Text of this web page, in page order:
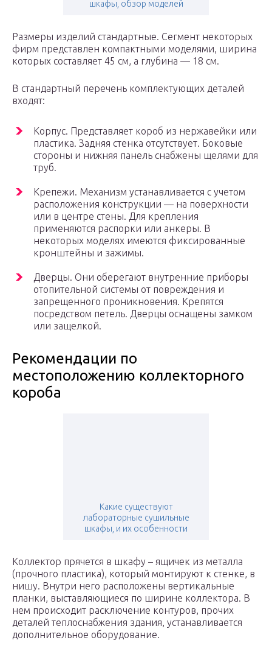
шкафы, обзор моделей
Размеры изделий стандартные. Сегмент некоторых
фирм представлен компактными моделями, ширина
которых составляет 45 см, а глубина — 18 см.
В стандартный перечень комплектующих деталей
входят:
Корпус. Представляет короб из нержавейки или
пластика. Задняя стенка отсутствует. Боковые
стороны и нижняя панель снабжены щелями для
труб.
Крепежи. Механизм устанавливается с учетом
расположения конструкции — на поверхности
или в центре стены. Для крепления
применяются распорки или анкеры. В
некоторых моделях имеются фиксированные
кронштейны и зажимы.
Дверцы. Они оберегают внутренние приборы
отопительной системы от повреждения и
запрещенного проникновения. Крепятся
посредством петель. Дверцы оснащены замком
или защелкой.
Рекомендации по
местоположению коллекторного
короба
Какие существуют
лабораторные сушильные
шкафы, и их особенности
Коллектор прячется в шкафу – ящичек из металла
(прочного пластика), который монтируют к стенке, в
нишу. Внутри него расположены вертикальные
планки, выставляющиеся по ширине коллектора. В
нем происходит расключение контуров, прочих
деталей теплоснабжения здания, устанавливается
дополнительное оборудование.